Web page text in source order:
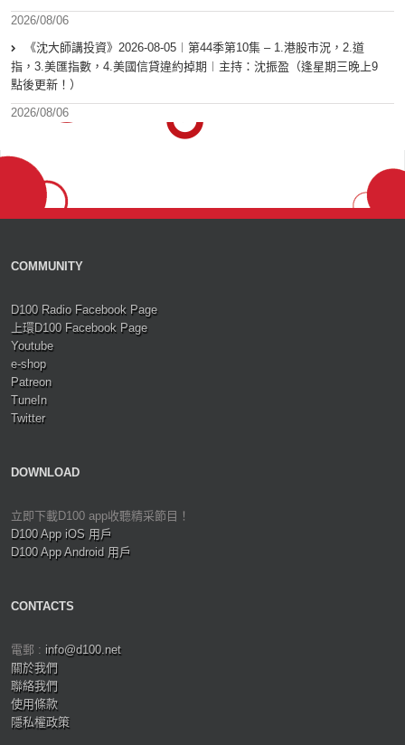
2026/08/06
《沈大師講投資》2026-08-05︱第44季第10集 – 1.港股市況，2.道
指，3.美匯指數，4.美國信貸違約掉期︱主持：沈振盈（逢星期三晚上9
點後更新！）
2026/08/06
COMMUNITY
D100 Radio Facebook Page
上環D100 Facebook Page
Youtube
e-shop
Patreon
TuneIn
Twitter
DOWNLOAD
立即下載D100 app收聽精采節目！
D100 App iOS 用戶
D100 App Android 用戶
CONTACTS
電郵 : info@d100.net
關於我們
聯絡我們
使用條款
隱私權政策